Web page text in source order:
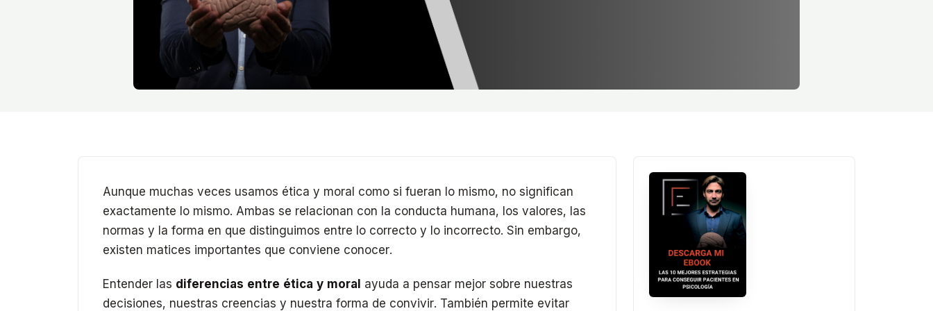
Aunque muchas veces usamos ética y moral como si fueran lo mismo, no significan
exactamente lo mismo. Ambas se relacionan con la conducta humana, los valores, las
normas y la forma en que distinguimos entre lo correcto y lo incorrecto. Sin embargo,
existen matices importantes que conviene conocer.
Entender las diferencias entre ética y moral ayuda a pensar mejor sobre nuestras
decisiones, nuestras creencias y nuestra forma de convivir. También permite evitar